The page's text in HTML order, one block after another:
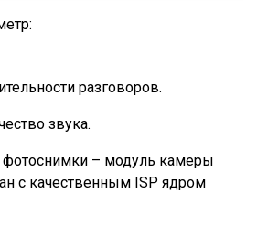
разговоров.
звука.
фотоснимки – модуль камеры
с качественным ISP ядром